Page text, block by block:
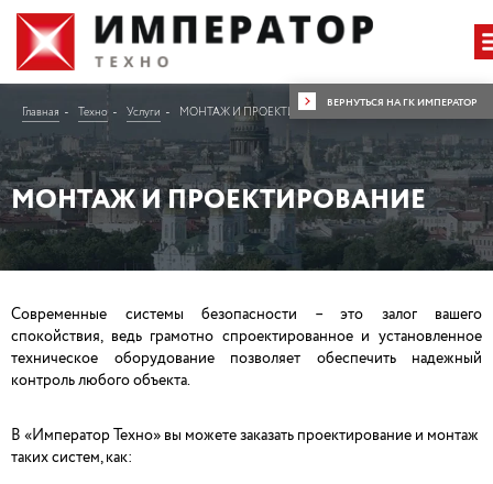
ВЕРНУТЬСЯ НА ГК ИМПЕРАТОР
Главная Техно Услуги МОНТАЖ И ПРОЕКТИРОВАНИЕ
МОНТАЖ И ПРОЕКТИРОВАНИЕ
Современные системы безопасности – это залог вашего
спокойствия, ведь грамотно спроектированное и установленное
техническое оборудование позволяет обеспечить надежный
контроль любого объекта.
В «Император Техно» вы можете заказать проектирование и монтаж
таких систем, как: